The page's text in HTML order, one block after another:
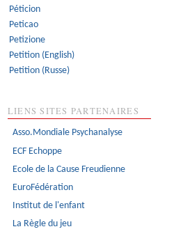
Péticion
Peticao
Petizione
Petition (English)
Petition (Russe)
LIENS SITES PARTENAIRES
Asso.Mondiale Psychanalyse
ECF Echoppe
Ecole de la Cause Freudienne
EuroFédération
Institut de l'enfant
La Règle du jeu